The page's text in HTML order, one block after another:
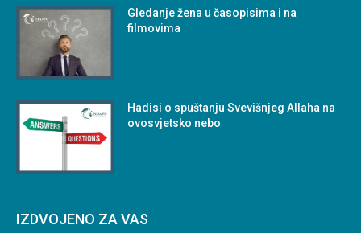
Gledanje žena u časopisima i na
filmovima
Hadisi o spuštanju Svevišnjeg Allaha na
ovosvjetsko nebo
IZDVOJENO ZA VAS